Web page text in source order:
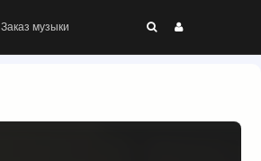
Заказ музыки